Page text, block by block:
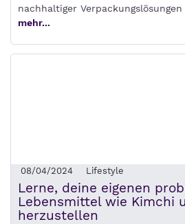
nachhaltiger
mehr...
08/04/2024 Lifestyle
Lerne, deine eigenen
Lebensmittel wie Kimchi
herzustellen